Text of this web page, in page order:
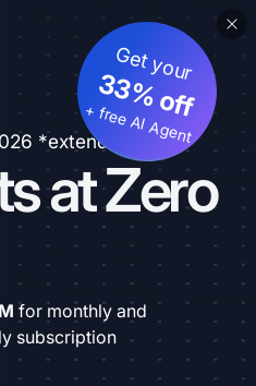
*extended
at Zero
Get your
33% off
+ free AI Agent
for monthly and
subscription